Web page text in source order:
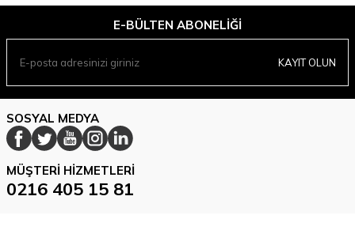
E-BÜLTEN ABONELIĞI
KAYIT OLUN
SOSYAL MEDYA
MÜŞTERI HIZMETLERI
0216 405 15 81